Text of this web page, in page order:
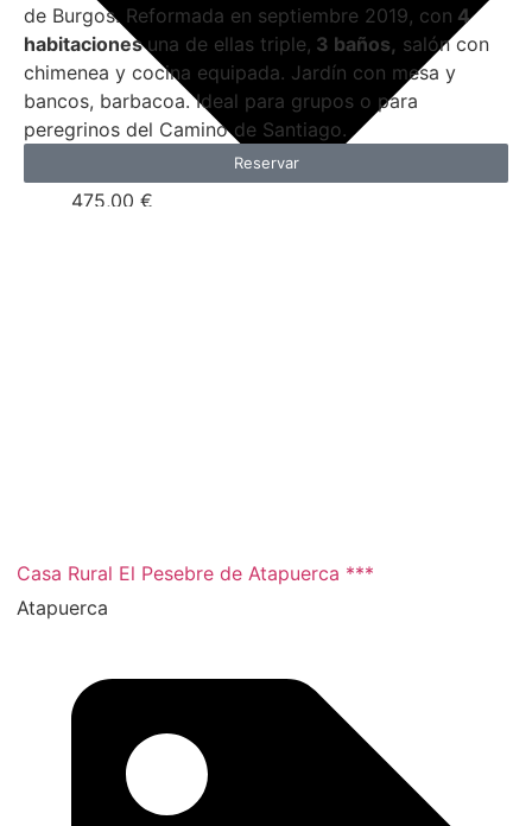
475,00 €
2 noches
de Burgos. Reformada en septiembre 2019, con 4
habitacionesuna de ellas triple, 3 baños, salón con
chimenea y cocina equipada. Jardín con mesa y
bancos, barbacoa. Ideal para grupos o para
peregrinos del Camino de Santiago.
Reservar
Casa Rural El Pesebre de Atapuerca ***
Atapuerca